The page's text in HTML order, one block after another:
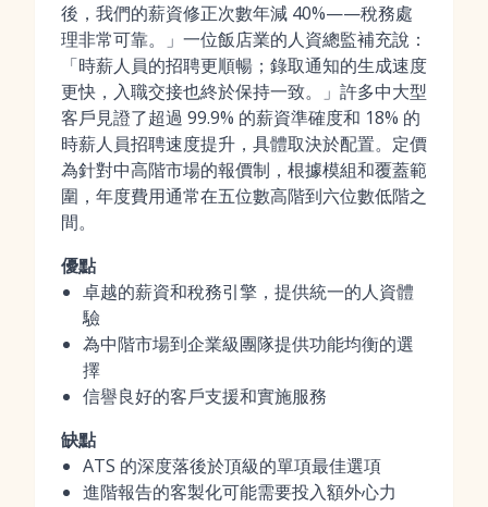
後，我們的薪資修正次數年減 40%——稅務處
理非常可靠。」一位飯店業的人資總監補充說：
「時薪人員的招聘更順暢；錄取通知的生成速度
更快，入職交接也終於保持一致。」許多中大型
客戶見證了超過 99.9% 的薪資準確度和 18% 的
時薪人員招聘速度提升，具體取決於配置。定價
為針對中高階市場的報價制，根據模組和覆蓋範
圍，年度費用通常在五位數高階到六位數低階之
間。
優點
卓越的薪資和稅務引擎，提供統一的人資體
驗
為中階市場到企業級團隊提供功能均衡的選
擇
信譽良好的客戶支援和實施服務
缺點
ATS 的深度落後於頂級的單項最佳選項
進階報告的客製化可能需要投入額外心力